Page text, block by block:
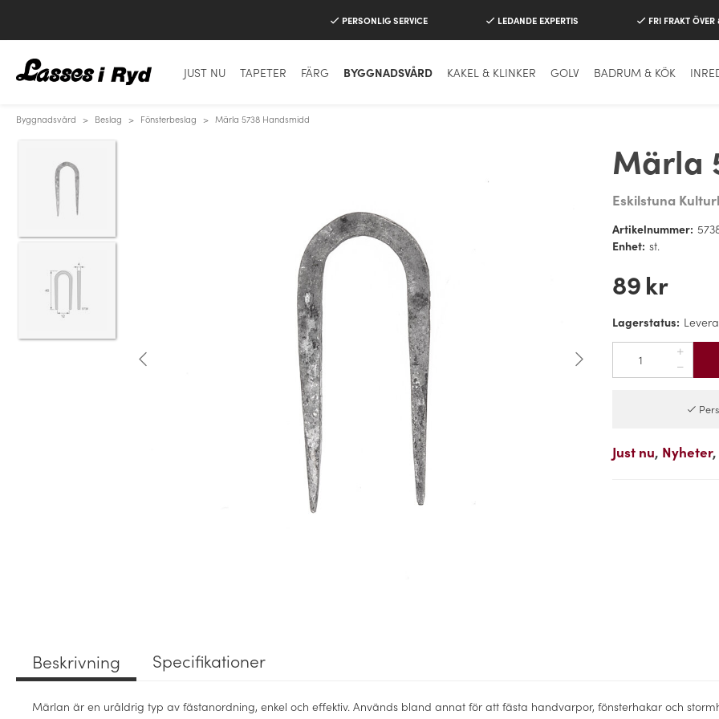
PERSONLIG SERVICE LEDANDE EXPERTIS FRI FRAKT
JUST NU TAPETER FÄRG BYGGNADSVÅRD KAKEL & KLINKER GOLV BADRUM & KÖK
Byggnadsvård > Beslag > Fönsterbeslag > Märla 5738 Handsmidd
Märla
Eskilstuna
Artikelnummer:
Enhet: st.
89kr
Lagerstatus:
Just nu Nyheter
Beskrivning Specifikationer
Märlan är en uråldrig typ av fästanordning, enkel och effektiv. Används bland annat för att fästa handvarpor, fönsterhakar och